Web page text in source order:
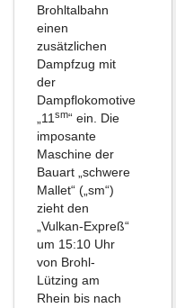
Brohltalbahn
einen
zusätzlichen
Dampfzug mit
der
Dampflokomotive
„11 sm“ ein. Die
imposante
Maschine der
Bauart „schwere
Mallet“ („sm“)
zieht den
„Vulkan-Expreß“
um 15:10 Uhr
von Brohl-
Lützing am
Rhein bis nach